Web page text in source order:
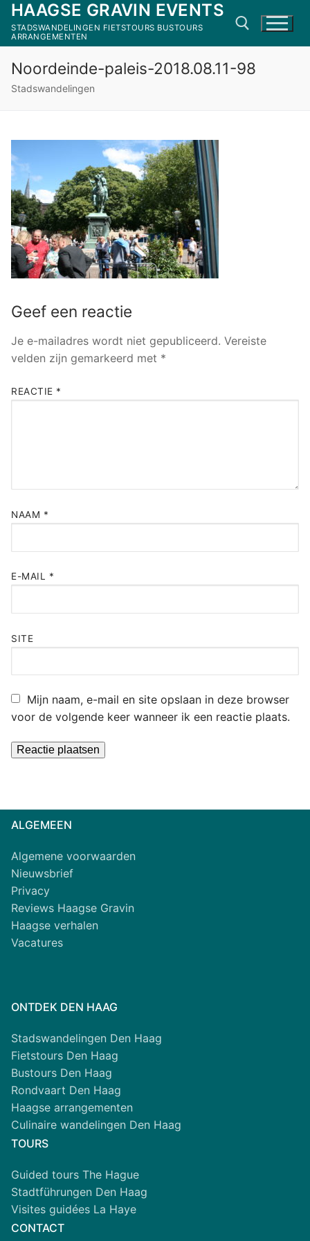
Ga
naar
de
inhoud
HAAGSE GRAVIN EVENTS
STADSWANDELINGEN FIETSTOURS BUSTOURS
ARRANGEMENTEN
Noordeinde-paleis-2018.08.11-98
Stadswandelingen
Geef een reactie
Je e-mailadres wordt niet gepubliceerd. Vereiste
velden zijn gemarkeerd met *
REACTIE *
NAAM *
E-MAIL *
SITE
Mijn naam, e-mail en site opslaan in deze browser
voor de volgende keer wanneer ik een reactie plaats.
ALGEMEEN
Algemene voorwaarden
Nieuwsbrief
Privacy
Reviews Haagse Gravin
Haagse verhalen
Vacatures
ONTDEK DEN HAAG
Stadswandelingen Den Haag
Fietstours Den Haag
Bustours Den Haag
Rondvaart Den Haag
Haagse arrangementen
Culinaire wandelingen Den Haag
TOURS
Guided tours The Hague
Stadtführungen Den Haag
Visites guidées La Haye
CONTACT